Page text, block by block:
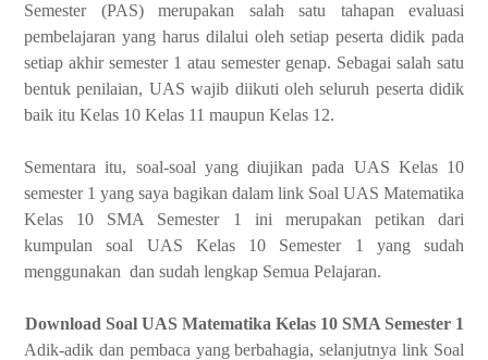
Semester (PAS) merupakan salah satu tahapan evaluasi
pembelajaran yang harus dilalui oleh setiap peserta didik pada
setiap akhir semester 1 atau semester genap. Sebagai salah satu
bentuk penilaian, UAS wajib diikuti oleh seluruh peserta didik
baik itu Kelas 10 Kelas 11 maupun Kelas 12.
Sementara itu, soal-soal yang diujikan pada UAS Kelas 10
semester 1 yang saya bagikan dalam link Soal UAS Matematika
Kelas 10 SMA Semester 1 ini merupakan petikan dari
kumpulan soal UAS Kelas 10 Semester 1 yang sudah
menggunakan dan sudah lengkap Semua Pelajaran.
Download Soal UAS Matematika Kelas 10 SMA Semester 1
Adik-adik dan pembaca yang berbahagia, selanjutnya link Soal